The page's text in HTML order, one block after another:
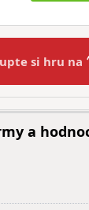
si hru na
a